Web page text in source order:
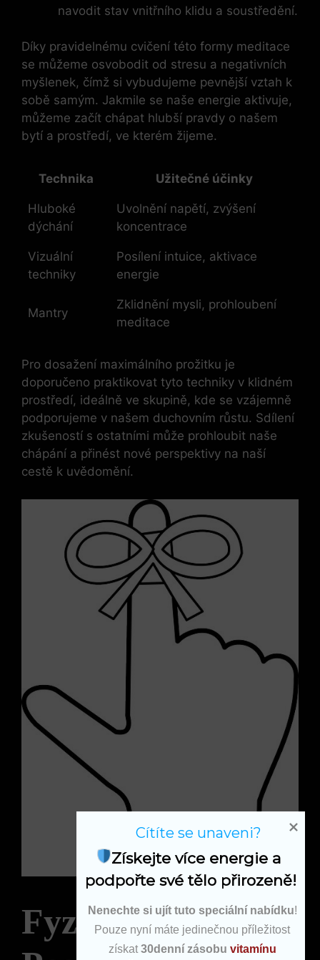
navodit stav vnitřního klidu a soustředění.
Díky pravidelnému cvičení této formy meditace
se můžeme osvobodit od stresu a negativních
myšlenek, čímž si vybudujeme pevnější vztah k
sobě samým. Jakmile se naše energie aktivuje,
můžeme začít chápat hlubší pravdy o našem
bytí a prostředí, ve kterém žijeme.
Technika Užitečné účinky
Hluboké
dýchání
Uvolnění napětí, zvýšení
koncentrace
Vizuální
techniky
Posílení intuice, aktivace
energie
Mantry
Zklidnění mysli, prohloubení
meditace
Pro dosažení maximálního prožitku je
doporučeno praktikovat tyto techniky v klidném
prostředí, ideálně ve skupině, kde se vzájemně
podporujeme v našem duchovním růstu. Sdílení
zkušeností s ostatními může prohloubit naše
chápání a přinést nové perspektivy na naší
cestě k uvědomění.
Fyzické ásany:
Získejte více energie a
podpořte své tělo přirozeně!
Nenechte si ujít tuto speciální nabídku!
Pouze nyní máte jedinečnou příležitost
získat 30denní zásobu vitamínu
Cítíte se unaveni?